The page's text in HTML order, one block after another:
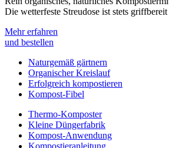
Die wetterfeste Streudose ist stets
Mehr erfahren
und bestellen
Naturgemäß gärtnern
Organischer Kreislauf
Erfolgreich kompostieren
Kompost-Fibel
Thermo-Komposter
Kleine Düngerfabrik
Kompost-Anwendung
Kompostieranleitung